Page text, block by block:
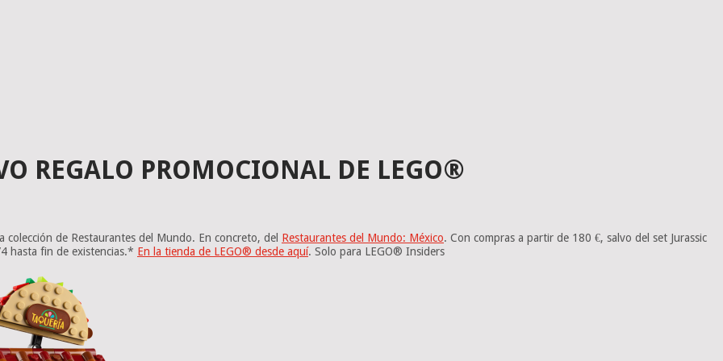
REGALO PROMOCIONAL DE LEGO®
de Restaurantes del Mundo. En concreto, del Restaurantes del Mundo: México. Con compras a partir de 180 €, salvo del set Jurassic
hasta fin de existencias.* En la tienda de LEGO® desde aquí. Solo para LEGO® Insiders